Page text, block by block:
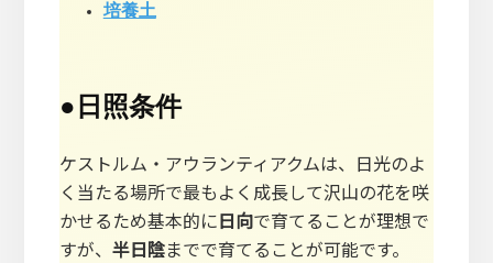
培養土
●日照条件
ケストルム・アウランティアクムは、日光のよ
く当たる場所で最もよく成長して沢山の花を咲
かせるため基本的に日向で育てることが理想で
すが、 半日陰までで育てることが可能です。